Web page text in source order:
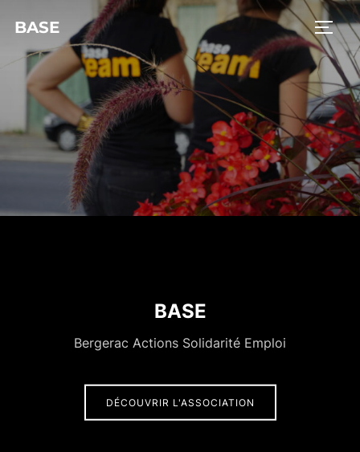
BASE
BASE
Bergerac Actions Solidarité Emploi
DÉCOUVRIR L'ASSOCIATION